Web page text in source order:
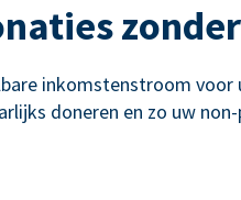
inkomstenstroom
doneren en zo uw